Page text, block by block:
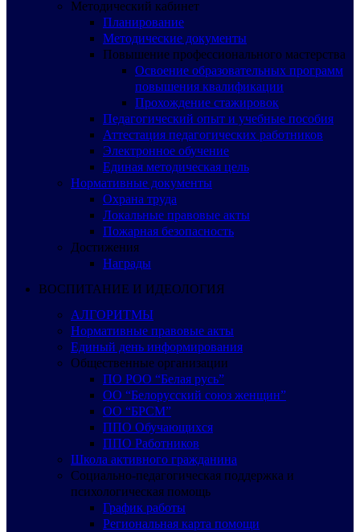
Методический кабинет
Планирование
Методические документы
Повышение профессионального мастерства
Освоение образовательных программ
повышения квалификации
Прохождение стажировок
Педагогический опыт и учебные пособия
Аттестация педагогических работников
Электронное обучение
Единая методическая цель
Нормативные документы
Охрана труда
Локальные правовые акты
Пожарная безопасность
Достижения
Награды
ВОСПИТАНИЕ И ИДЕОЛОГИЯ
АЛГОРИТМЫ
Нормативные правовые акты
Единый день информирования
Общественные организации
ПО РОО “Белая русь”
ОО “Белорусский союз женщин”
ОО “БРСМ”
ППО Обучающихся
ППО Работников
Школа активного гражданина
Социально-педагогическая поддержка и
психологическая помощь
График работы
Региональная карта помощи